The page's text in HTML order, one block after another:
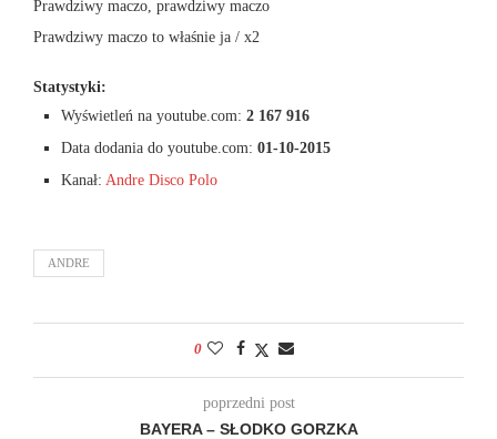
Prawdziwy maczo, prawdziwy maczo
Prawdziwy maczo to właśnie ja / x2
Statystyki:
Wyświetleń na youtube.com: 2 167 916
Data dodania do youtube.com: 01-10-2015
Kanał: Andre Disco Polo
ANDRE
0
poprzedni post
BAYERA – SŁODKO GORZKA